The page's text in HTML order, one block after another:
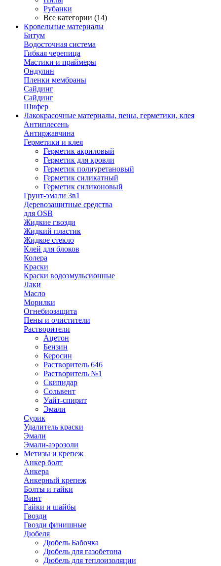
Рубанки
Все категории (14)
Кровельные материалы
Битум
Водосточная система
Гибкая черепица
Мастики и праймеры
Ондулин
Пленки мембраны
Сайдинг
Сайдинг
Шифер
Лакокрасочные материалы, пены, герметики, клея
Антиплесень
Антиржавчина
Герметики и клея
Герметик акриловый
Герметик для кровли
Герметик полиуретановый
Герметик силикатный
Герметик силиконовый
Грунт-эмали 3в1
Деревозащитные средства
для OSB
Жидкие гвозди
Жидкий пластик
Жидкое стекло
Клей для блоков
Колера
Краски
Краски водоэмульсионные
Лаки
Масло
Морилки
Огнебиозащита
Пены и очистители
Растворители
Ацетон
Бензин
Керосин
Растворитель 646
Растворитель №1
Скипидар
Сольвент
Уайт-спирит
Эмали
Сурик
Удалитель краски
Эмали
Эмали-аэрозоли
Метизы и крепеж
Анкер болт
Анкера
Анкерный крепеж
Болты и гайки
Винт
Гайки и шайбы
Гвозди
Гвозди финишные
Дюбеля
Дюбель Бабочка
Дюбель для газобетона
Дюбель для теплоизоляции